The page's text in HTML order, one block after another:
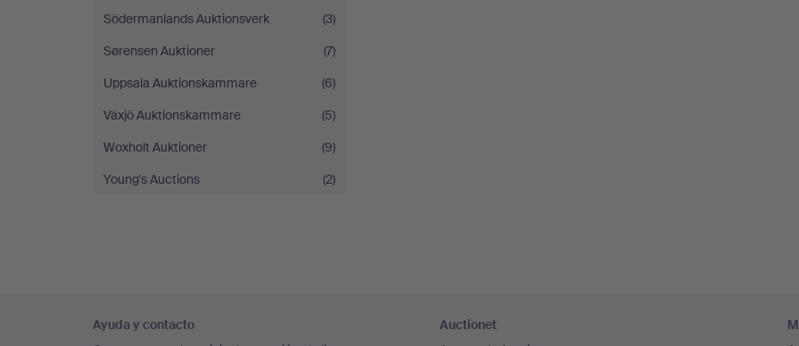
Södermanlands Auktionsverk
(3)
Sørensen Auktioner
(7)
Uppsala Auktionskammare
(6)
Växjö Auktionskammare
(5)
Woxholt Auktioner
(9)
Young's Auctions
(2)
en
Ayuda y contacto
Auctionet